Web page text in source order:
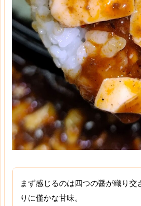
まず感じるのは四つの醤が織り交
りに僅かな甘味。